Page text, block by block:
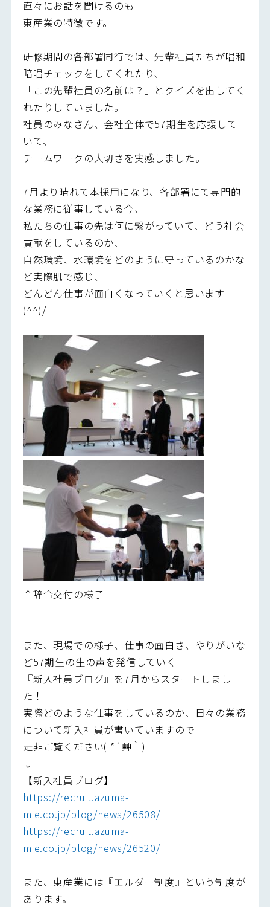
直々にお話を聞けるのも
東産業の特徴です。
研修期間の各部署同行では、先輩社員たちが唱和
暗唱チェックをしてくれたり、
「この先輩社員の名前は？」とクイズを出してく
れたりしていました。
社員のみなさん、会社全体で57期生を応援して
いて、
チームワークの大切さを実感しました。
7月より晴れて本採用になり、各部署にて専門的
な業務に従事している今、
私たちの仕事の先は何に繋がっていて、どう社会
貢献をしているのか、
自然環境、水環境をどのように守っているのかな
ど実際肌で感じ、
どんどん仕事が面白くなっていくと思います
(^^)/
↑辞令交付の様子
また、現場での様子、仕事の面白さ、やりがいな
ど57期生の生の声を発信していく
『新入社員ブログ』を7月からスタートしまし
た！
実際どのような仕事をしているのか、日々の業務
について新入社員が書いていますので
是非ご覧ください( *´艸｀)
↓
【新入社員ブログ】
https://recruit.azuma-
mie.co.jp/blog/news/26508/
https://recruit.azuma-
mie.co.jp/blog/news/26520/
また、東産業には『エルダー制度』という制度が
あります。